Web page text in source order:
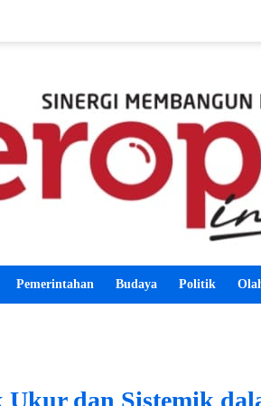
Pemerintahan Budaya Politik
Ukur dan Sistemik